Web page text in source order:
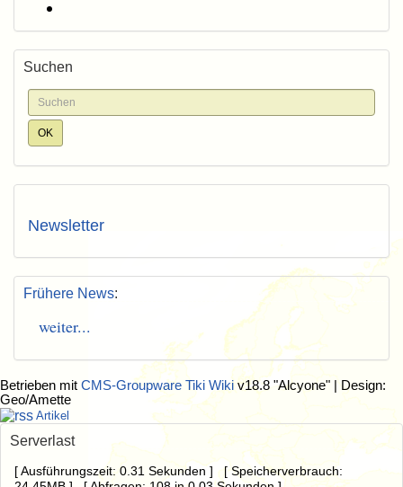
Suchen
Newsletter
Frühere News:
weiter...
Betrieben mit CMS-Groupware Tiki Wiki v18.8 "Alcyone" | Design:
Geo/Amette
Artikel
Serverlast
[ Ausführungszeit: 0.31 Sekunden ] [ Speicherverbrauch: